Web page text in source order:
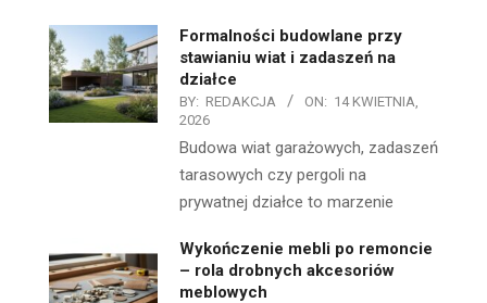
Formalności budowlane przy
stawianiu wiat i zadaszeń na
działce
BY: REDAKCJA ON: 14 KWIETNIA,
2026
Budowa wiat garażowych, zadaszeń
tarasowych czy pergoli na
prywatnej działce to marzenie
Wykończenie mebli po remoncie
– rola drobnych akcesoriów
meblowych